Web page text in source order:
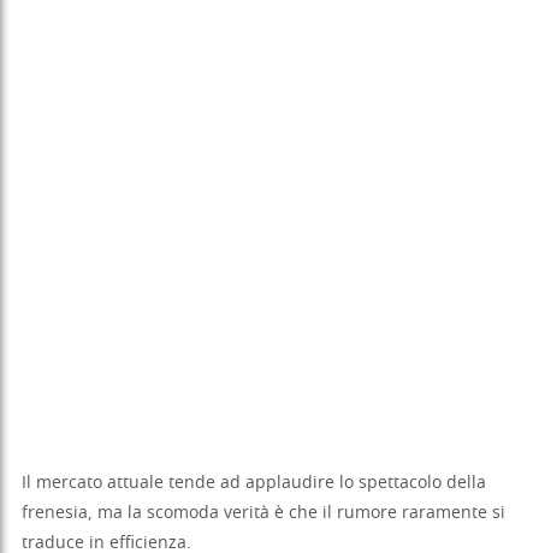
Il mercato attuale tende ad applaudire lo spettacolo della
frenesia, ma la scomoda verità è che il rumore raramente si
traduce in efficienza.